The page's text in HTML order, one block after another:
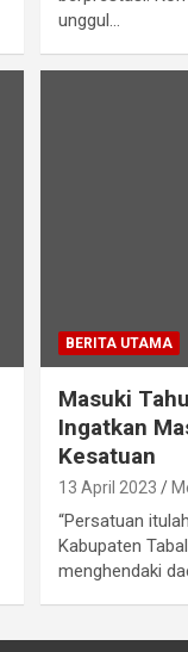
unggul…
BERITA UTAMA
Masuki
Ingatkan
Kesatuan
13 April 2023
“Persatuan
Kabupaten
menghendaki